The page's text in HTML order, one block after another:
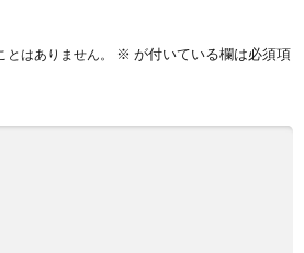
はありません。 ※ が付いている欄は必須項